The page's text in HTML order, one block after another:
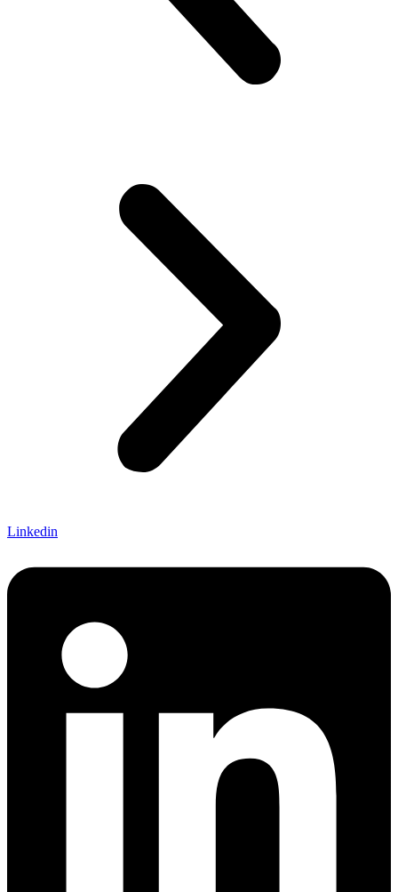
Linkedin